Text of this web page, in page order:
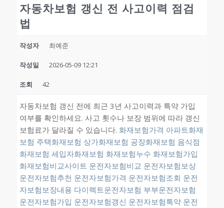
자동차보험 갱신 전 사고이력 점검
법
작성자 최예준
작성일 2026-05-09 12:21
조회 42
자동차보험 갱신 전에 최근 3년 사고이력과 특약 가입
여부를 확인하세요. 사고 횟수나 보장 범위에 따라 갱신
보험료가 달라질 수 있습니다. 화재보험가격 아파트화재
보험 주택화재보험 상가화재보험 공장화재보험 음식점
화재보험 세입자화재보험 화재보험누수 화재보험가입
화재보험비교사이트 운전자보험비교 운전자보험보상
운전자보험추천 운전자보험가격 운전자보험조회 운전
자보험보장내용 다이렉트운전자보험 부부운전자보험
운전자보험가입 운전자보험갱신 운전자보험특약 운전